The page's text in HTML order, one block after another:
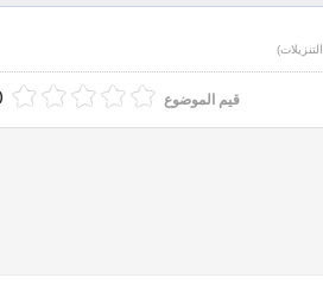
قيم الموضوع (0 أصوات)